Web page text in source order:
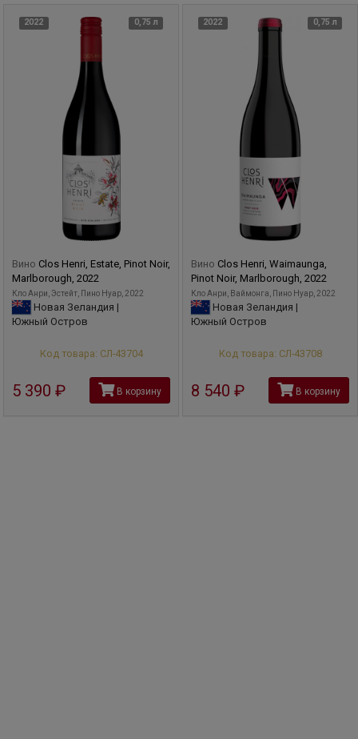
2022 0,75 л
Вино Clos Henri, Estate, Pinot Noir,
Marlborough, 2022
Кло Анри, Эстейт, Пино Нуар, 2022
Новая Зеландия |
Южный Остров
Код товара: СЛ-43704
5 390 руб В корзину
2022 0,75 л
Вино Clos Henri, Waimaunga,
Pinot Noir, Marlborough, 2022
Кло Анри, Ваймонга, Пино Нуар, 2022
Новая Зеландия |
Южный Остров
Код товара: СЛ-43708
8 540 руб В корзину